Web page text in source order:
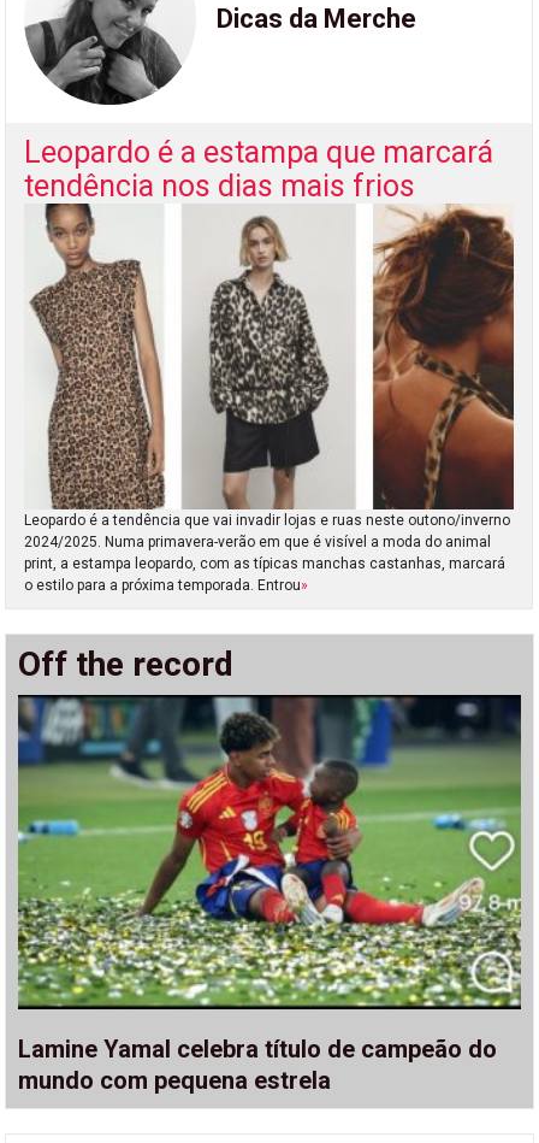
Dicas da Merche
Leopardo é a estampa que marcará
tendência nos dias mais frios
Leopardo é a tendência que vai invadir lojas e ruas neste outono/inverno
2024/2025. Numa primavera-verão em que é visível a moda do animal
print, a estampa leopardo, com as típicas manchas castanhas, marcará
o estilo para a próxima temporada. Entrou»
Off the record
Lamine Yamal celebra título de campeão do
mundo com pequena estrela